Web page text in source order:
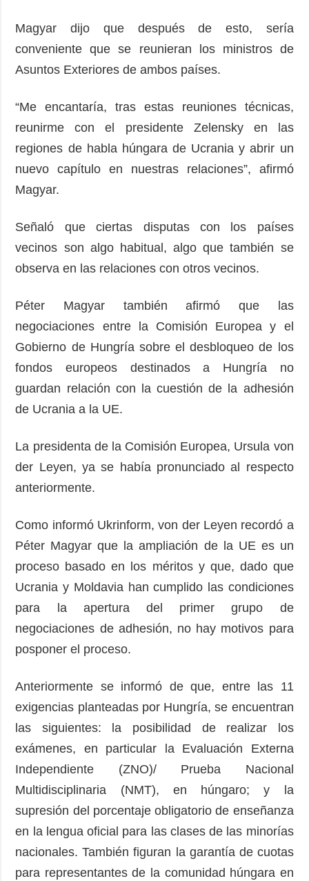
Magyar dijo que después de esto, sería
conveniente que se reunieran los ministros de
Asuntos Exteriores de ambos países.
“Me encantaría, tras estas reuniones técnicas,
reunirme con el presidente Zelensky en las
regiones de habla húngara de Ucrania y abrir un
nuevo capítulo en nuestras relaciones”, afirmó
Magyar.
Señaló que ciertas disputas con los países
vecinos son algo habitual, algo que también se
observa en las relaciones con otros vecinos.
Péter Magyar también afirmó que las
negociaciones entre la Comisión Europea y el
Gobierno de Hungría sobre el desbloqueo de los
fondos europeos destinados a Hungría no
guardan relación con la cuestión de la adhesión
de Ucrania a la UE.
La presidenta de la Comisión Europea, Ursula von
der Leyen, ya se había pronunciado al respecto
anteriormente.
Como informó Ukrinform, von der Leyen recordó a
Péter Magyar que la ampliación de la UE es un
proceso basado en los méritos y que, dado que
Ucrania y Moldavia han cumplido las condiciones
para la apertura del primer grupo de
negociaciones de adhesión, no hay motivos para
posponer el proceso.
Anteriormente se informó de que, entre las 11
exigencias planteadas por Hungría, se encuentran
las siguientes: la posibilidad de realizar los
exámenes, en particular la Evaluación Externa
Independiente (ZNO)/ Prueba Nacional
Multidisciplinaria (NMT), en húngaro; y la
supresión del porcentaje obligatorio de enseñanza
en la lengua oficial para las clases de las minorías
nacionales. También figuran la garantía de cuotas
para representantes de la comunidad húngara en